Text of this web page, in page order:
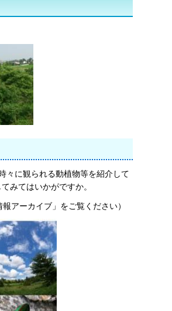
々に観られる動植物等を紹介して
みてはいかがですか。
アーカイブ」をご覧ください）